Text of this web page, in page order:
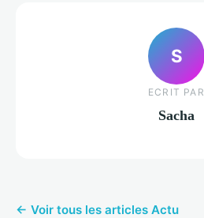
S
ECRIT PAR
Sacha
← Voir tous les articles Actu